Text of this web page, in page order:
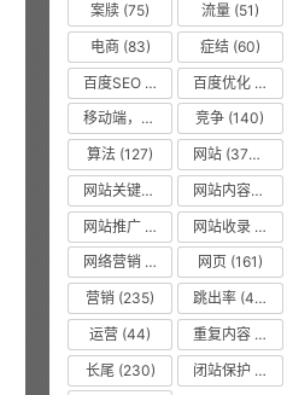
案牍 (75) 流量(51)
电商(83) 症结(60)
百度SEO
百度优化
移动端，seo优化
(475)
竞争 (140)
算法 (127) 网站 (3750)
网站关键词
网站内容更新
网站推广
网站收录
网络营销
网页(161)
营销 (235) 跳出率 (479)
运营 (44) 重复内容
长尾 (230) 闭站保护